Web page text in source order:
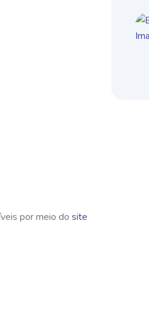
por meio do site